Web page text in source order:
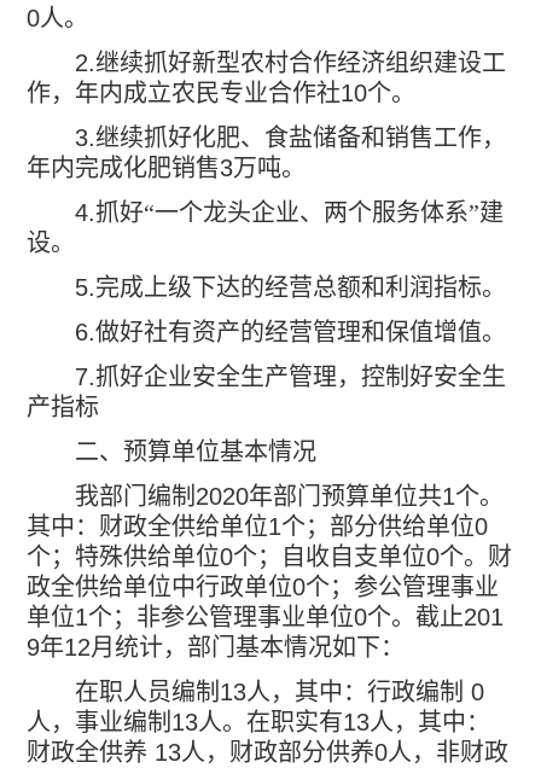
0人。
2.继续抓好新型农村合作经济组织建设工
作，年内成立农民专业合作社10个。
3.继续抓好化肥、食盐储备和销售工作，
年内完成化肥销售3万吨。
4.抓好“一个龙头企业、两个服务体系”建
设。
5.完成上级下达的经营总额和利润指标。
6.做好社有资产的经营管理和保值增值。
7.抓好企业安全生产管理，控制好安全生
产指标
二、预算单位基本情况
我部门编制 2020年部门预算单位共1个。
其中：财政全供给单位1个；部分供给单位0
个；特殊供给单位0个；自收自支单位0个。财
政全供给单位中行政单位0个；参公管理事业
单位1个；非参公管理事业单位0个。截止201
9年12月统计，部门基本情况如下：
在职人员编制 13人，其中：行政编制 0
人，事业编制 13人。在职实有13人，其中：
财政全供养 13人，财政部分供养0人，非财政